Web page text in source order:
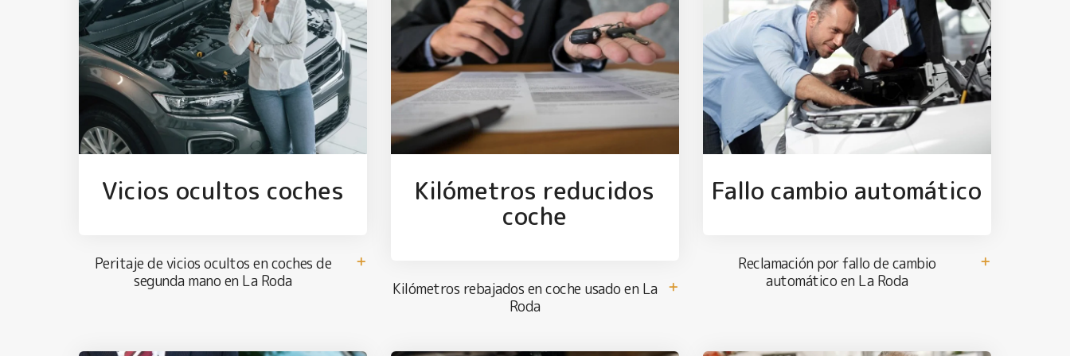
Vicios ocultos coches
Peritaje de vicios ocultos en coches de
segunda mano en La Roda
Kilómetros reducidos
coche
Kilómetros rebajados en coche usado en La
Roda
Fallo cambio automático
Reclamación por fallo de cambio
automático en La Roda